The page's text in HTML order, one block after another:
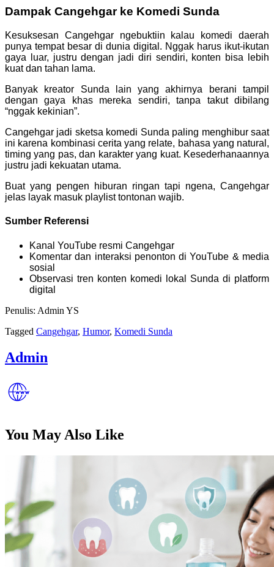
Dampak Cangehgar ke Komedi Sunda
Kesuksesan Cangehgar ngebuktiin kalau komedi daerah
punya tempat besar di dunia digital. Nggak harus ikut-ikutan
gaya luar, justru dengan jadi diri sendiri, konten bisa lebih
kuat dan tahan lama.
Banyak kreator Sunda lain yang akhirnya berani tampil
dengan gaya khas mereka sendiri, tanpa takut dibilang
“nggak kekinian”.
Cangehgar jadi sketsa komedi Sunda paling menghibur saat
ini karena kombinasi cerita yang relate, bahasa yang natural,
timing yang pas, dan karakter yang kuat. Kesederhanaannya
justru jadi kekuatan utama.
Buat yang pengen hiburan ringan tapi ngena, Cangehgar
jelas layak masuk playlist tontonan wajib.
Sumber Referensi
Kanal YouTube resmi Cangehgar
Komentar dan interaksi penonton di YouTube & media
sosial
Observasi tren konten komedi lokal Sunda di platform
digital
Penulis: Admin YS
Tagged Cangehgar, Humor, Komedi Sunda
Admin
You May Also Like